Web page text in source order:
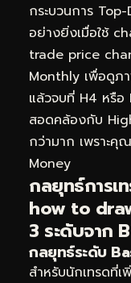
กระบวนการ
อย่างยิ่งเมื่อใช้
trade price
Monthly เพื่อดูภ
แล้วจบที่ H4 หรือ
สอดคล้องกับ
กว่ามาก เพราะคุ
Money
กลยุทธ์การ
how to
3 ระดับจาก
กลยุทธ์ระดับ
สำหรับนักเทรดที่